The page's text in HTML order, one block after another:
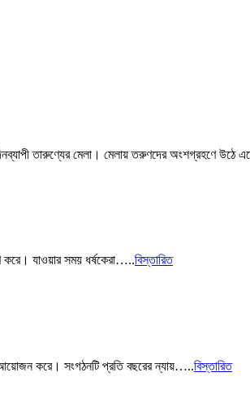
তারুণ্যের মেলা। মেলায় তরুণদের অংশগ্রহণে উঠে
করে। যাওয়ার সময় ধর্ষকেরা…..বিস্তারিত
আয়োজন করে। সংগঠনটি প্রতি বছরের ন্যায়…..বিস্তারিত